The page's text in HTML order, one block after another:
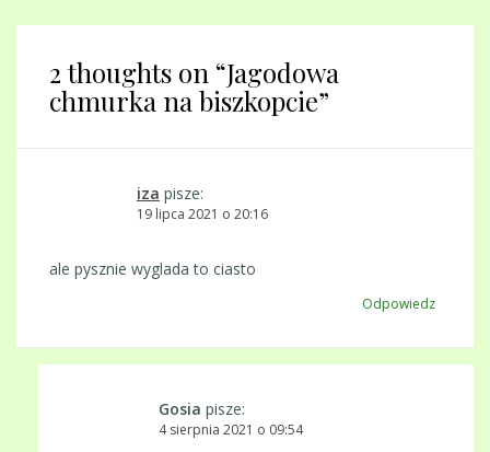
2 thoughts on “Jagodowa
chmurka na biszkopcie”
iza pisze:
19 lipca 2021 o 20:16
ale pysznie wyglada to ciasto
Odpowiedz
Gosia pisze:
4 sierpnia 2021 o 09:54